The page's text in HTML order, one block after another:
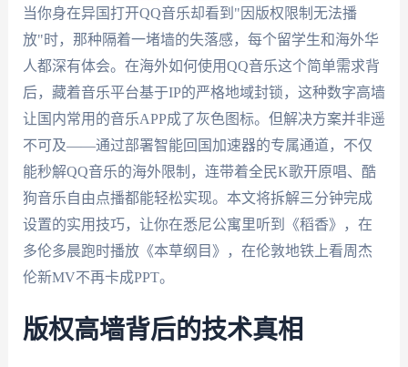
当你身在异国打开QQ音乐却看到"因版权限制无法播
放"时，那种隔着一堵墙的失落感，每个留学生和海外华
人都深有体会。在海外如何使用QQ音乐这个简单需求背
后，藏着音乐平台基于IP的严格地域封锁，这种数字高墙
让国内常用的音乐APP成了灰色图标。但解决方案并非遥
不可及——通过部署智能回国加速器的专属通道，不仅
能秒解QQ音乐的海外限制，连带着全民K歌开原唱、酷
狗音乐自由点播都能轻松实现。本文将拆解三分钟完成
设置的实用技巧，让你在悉尼公寓里听到《稻香》，在
多伦多晨跑时播放《本草纲目》，在伦敦地铁上看周杰
伦新MV不再卡成PPT。
版权高墙背后的技术真相